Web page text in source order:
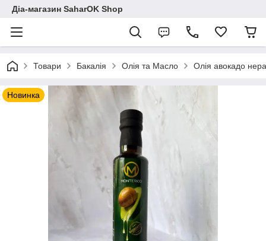
Діа-магазин SaharOK Shop
Товари Бакалія Олія та Масло Олія авокадо
Новинка